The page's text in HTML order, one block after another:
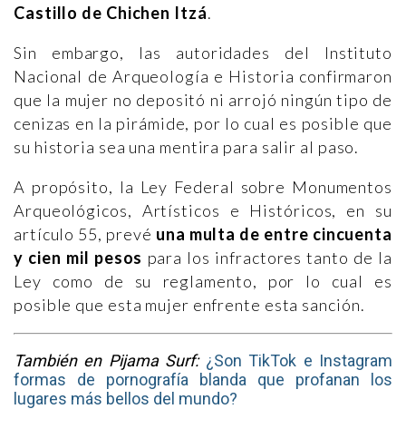
Castillo de Chichen Itzá.
Sin embargo, las autoridades del Instituto
Nacional de Arqueología e Historia confirmaron
que la mujer no depositó ni arrojó ningún tipo de
cenizas en la pirámide, por lo cual es posible que
su historia sea una mentira para salir al paso.
A propósito, la Ley Federal sobre Monumentos
Arqueológicos, Artísticos e Históricos, en su
artículo 55, prevé una multa de entre cincuenta
y cien mil pesos para los infractores tanto de la
Ley como de su reglamento, por lo cual es
posible que esta mujer enfrente esta sanción.
También en Pijama Surf: ¿Son TikTok e Instagram
formas de pornografía blanda que profanan los
lugares más bellos del mundo?